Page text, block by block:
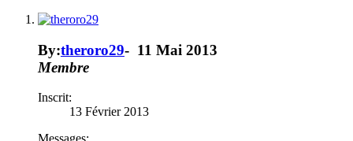
By:theroro29- 11 Mai 2013
Membre
Inscrit:
13 Février 2013